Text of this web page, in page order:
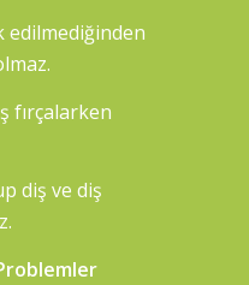
edilmediğinden
fırçalarken
diş ve diş